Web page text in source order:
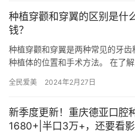
种植穿颧和穿翼的区别是什
钱？
种植穿颧和穿翼是两种常见的牙
种植体的位置和手术方法。 在了
入…
全民爱美 2024年2月27日
新季度更新！重庆德亚口腔
1680+|半口3万+，还要看影